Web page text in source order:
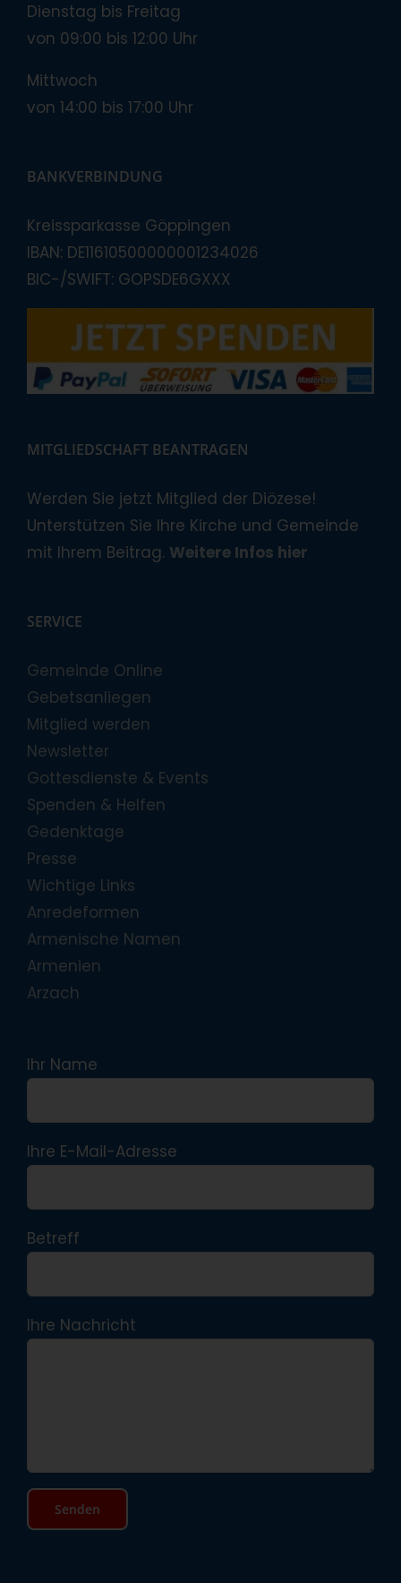
Dienstag bis Freitag
von 09:00 bis 12:00 Uhr
Mittwoch
von 14:00 bis 17:00 Uhr
BANKVERBINDUNG
Kreissparkasse Göppingen
IBAN: DE11610500000001234026
BIC-/SWIFT: GOPSDE6GXXX
MITGLIEDSCHAFT BEANTRAGEN
Werden Sie jetzt Mitglied der Diözese!
Unterstützen Sie Ihre Kirche und Gemeinde
mit Ihrem Beitrag. Weitere Infos hier
SERVICE
Gemeinde Online
Gebetsanliegen
Mitglied werden
Newsletter
Gottesdienste & Events
Spenden & Helfen
Gedenktage
Presse
Wichtige Links
Anredeformen
Armenische Namen
Armenien
Arzach
Ihr Name
Ihre E-Mail-Adresse
Betreff
Ihre Nachricht